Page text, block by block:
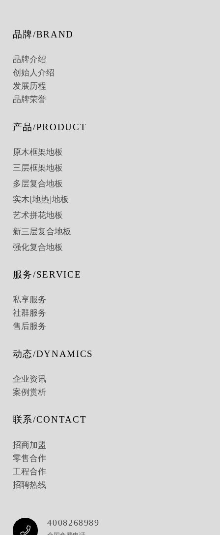
品牌/BRAND
品牌介绍
创始人介绍
发展历程
品牌荣誉
产品/PRODUCT
原木框架地板
三层框架地板
多层复合地板
实木[地热]地板
艺术拼花地板
新三层复合地板
强化复合地板
服务/SERVICE
私享服务
社群服务
售后服务
动态/DYNAMICS
企业资讯
案例赏析
联系/CONTACT
招商加盟
零售合作
工程合作
招聘热线
4008268989